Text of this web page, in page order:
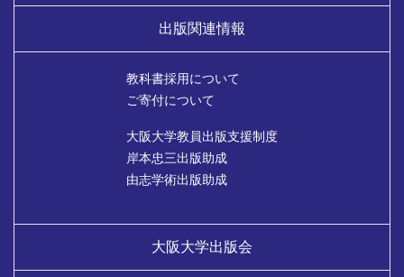
出版関連情報
教科書採用について
ご寄付について
大阪大学教員出版支援制度
岸本忠三出版助成
由志学術出版助成
大阪大学出版会